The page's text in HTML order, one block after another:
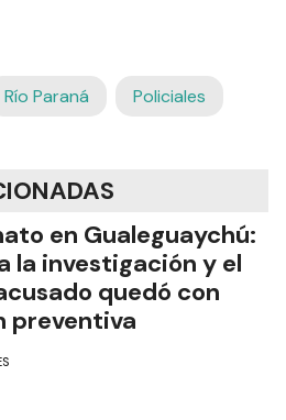
Río Paraná Policiales
en Gualeguaychú:
la investigación y el
quedó con
preventiva